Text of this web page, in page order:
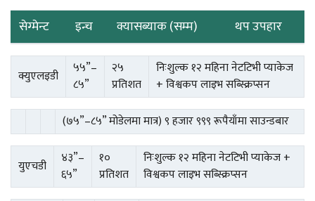
सेग्मेन्ट इन्च क्यासब्याक (सम्म) थप उपहार
क्युएलइडी
५५”–
८५”
२५
प्रतिशत
निःशुल्क १२ महिना नेटटिभी प्याकेज
+ विश्वकप लाइभ सब्स्क्रिप्सन
(७५”–८५” मोडेलमा मात्र) ९ हजार ९९९ रूपैयाँमा साउन्डबार
युएचडी
४३”–
६५”
१०
प्रतिशत
निःशुल्क १२ महिना नेटटिभी प्याकेज +
विश्वकप लाइभ सब्स्क्रिप्सन